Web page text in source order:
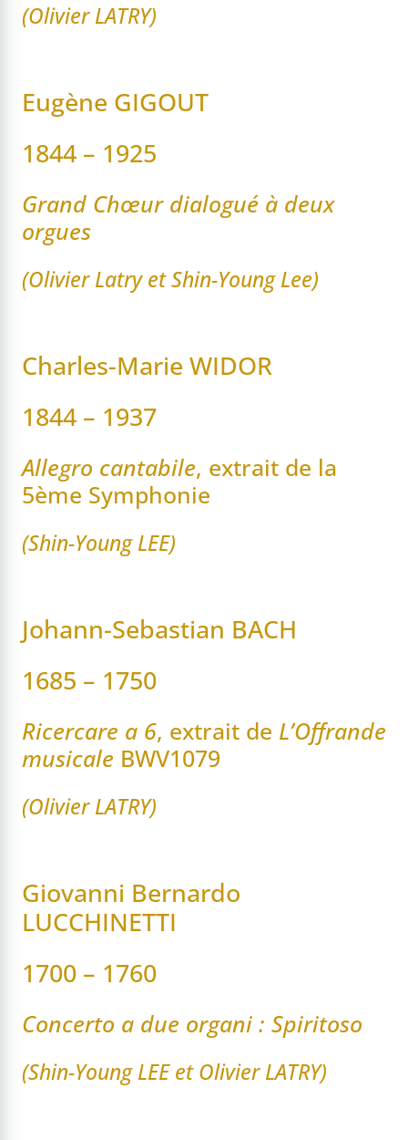
(Olivier LATRY)
Eugène GIGOUT
1844 – 1925
Grand Chœur dialogué à deux
orgues
(Olivier Latry et Shin-Young Lee)
Charles-Marie WIDOR
1844 – 1937
Allegro cantabile, extrait de la
5ème Symphonie
(Shin-Young LEE)
Johann-Sebastian BACH
1685 – 1750
Ricercare a 6, extrait de L’Offrande
musicale BWV1079
(Olivier LATRY)
Giovanni Bernardo
LUCCHINETTI
1700 – 1760
Concerto a due organi : Spiritoso
(Shin-Young LEE et Olivier LATRY)